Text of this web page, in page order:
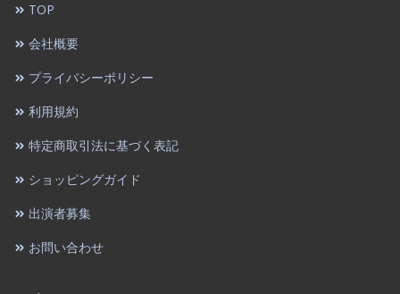
TOP
会社概要
プライバシーポリシー
利用規約
特定商取引法に基づく表記
ショッピングガイド
出演者募集
お問い合わせ